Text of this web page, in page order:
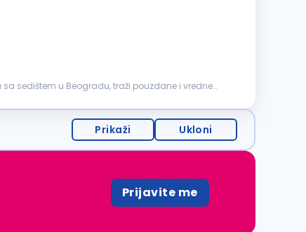
sedištem u Beogradu, traži pouzdane i vredne
Prikaži Ukloni
Prijavite me